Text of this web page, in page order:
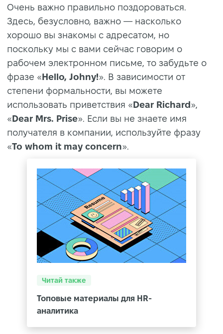
Очень важно правильно поздороваться.
Здесь, безусловно, важно — насколько
хорошо вы знакомы с адресатом, но
поскольку мы с вами сейчас говорим о
рабочем электронном письме, то забудьте о
фразе «Hello, Johny!». В зависимости от
степени формальности, вы можете
использовать приветствия «Dear Richard»,
«Dear Mrs. Prise». Если вы не знаете имя
получателя в компании, используйте фразу
«To whom it may concern».
Читай также
Топовые материалы для HR-
аналитика